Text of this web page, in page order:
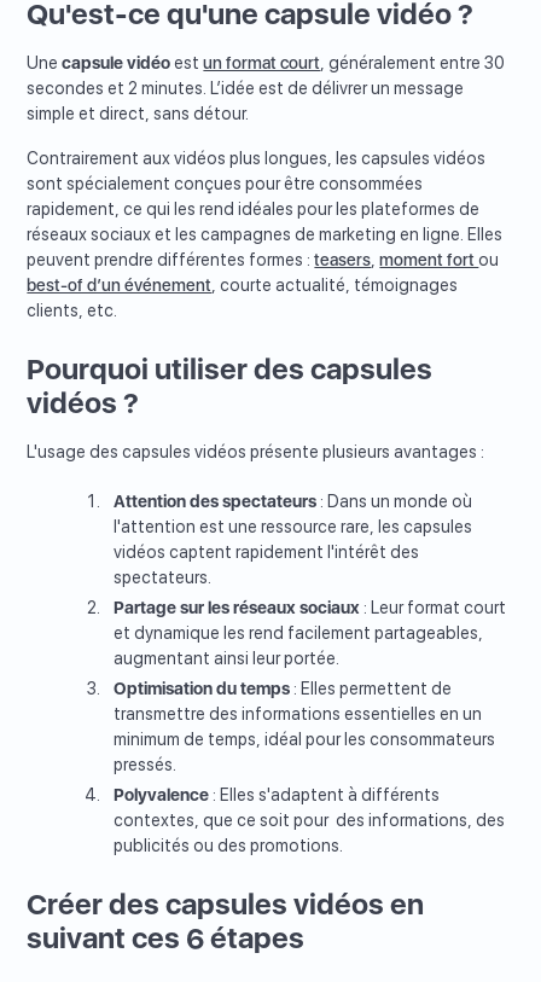
Qu'est-ce qu'une capsule vidéo ?
Unecapsule vidéoestun format court , généralement entre 30
secondes et 2 minutes. L’idée est de délivrer un message
simple et direct, sans détour.
Contrairement aux vidéos plus longues, les capsules vidéos
sont spécialement conçues pour être consommées
rapidement, ce qui les rend idéales pour les plateformes de
réseaux sociaux et les campagnes de marketing en ligne. Elles
peuvent prendre différentes formes :teasers ,moment fort ou
best-of d’un événement , courte actualité, témoignages
clients, etc.
Pourquoi utiliser des capsules
vidéos ?
L'usage des capsules vidéos présente plusieurs avantages :
Attention des spectateurs : Dans un monde où
l'attention est une ressource rare, les capsules
vidéos captent rapidement l'intérêt des
spectateurs.
Partage sur les réseaux sociaux : Leur format court
et dynamique les rend facilement partageables,
augmentant ainsi leur portée.
Optimisation du temps : Elles permettent de
transmettre des informations essentielles en un
minimum de temps, idéal pour les consommateurs
pressés.
Polyvalence : Elles s'adaptent à différents
contextes, que ce soit pour des informations, des
publicités ou des promotions.
Créer des capsules vidéos en
suivant ces 6 étapes